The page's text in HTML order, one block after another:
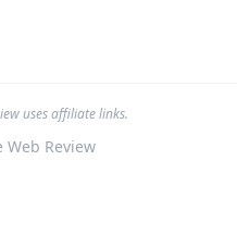
Web Review
uses affiliate links.